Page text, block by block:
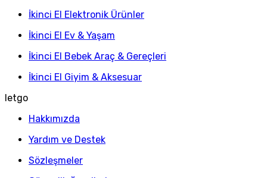
İkinci El Elektronik Ürünler
İkinci El Ev & Yaşam
İkinci El Bebek Araç & Gereçleri
İkinci El Giyim & Aksesuar
letgo
Hakkımızda
Yardım ve Destek
Sözleşmeler